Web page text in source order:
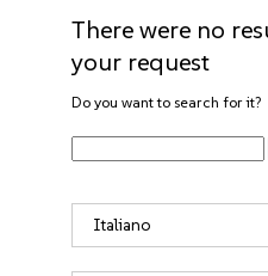
There were no
your request
Do you want to search for it?
Italiano